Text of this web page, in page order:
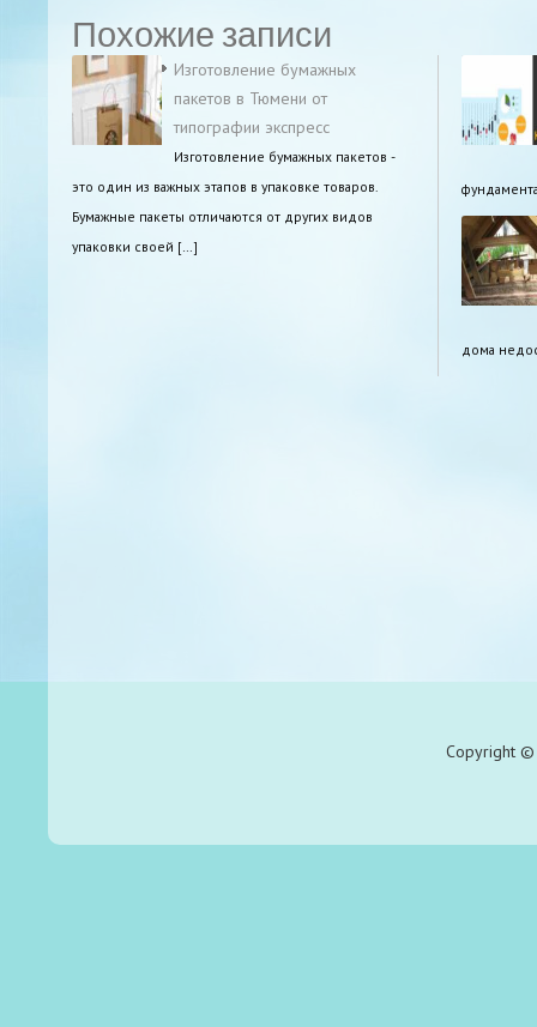
Похожие записи
Изготовление бумажных
пакетов в Тюмени от
типографии экспресс
Изготовление бумажных пакетов -
это один из важных этапов в упаковке товаров.
Бумажные пакеты отличаются от других видов
упаковки своей […]
дома
Copyright ©